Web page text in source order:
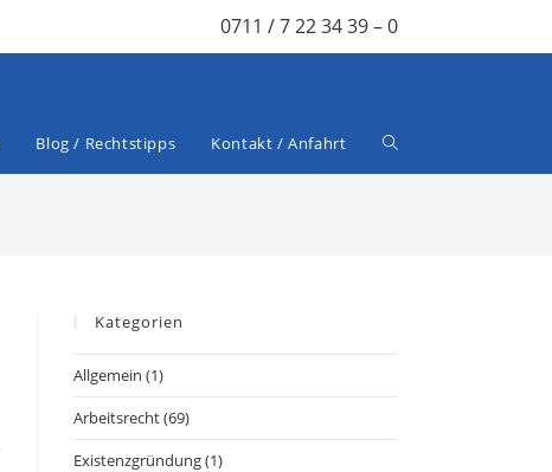
0711 / 7 22 34 39 – 0
Blog / Rechtstipps Kontakt / Anfahrt
Kategorien
Allgemein (1)
Arbeitsrecht(69)
Existenzgründung(1)